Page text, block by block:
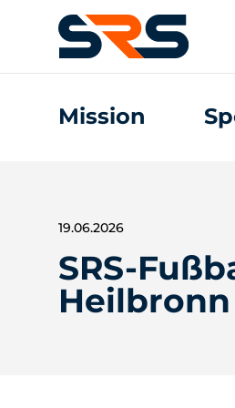
Mission
19.06.2026
SRS-
Heilbronn